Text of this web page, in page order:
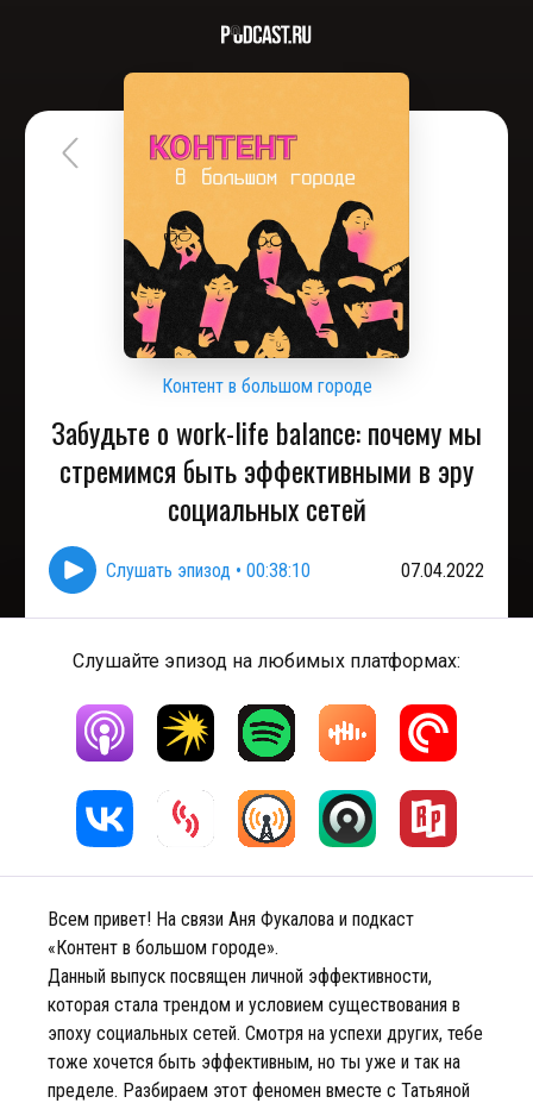
Контент в большом городе
Забудьте о work-life balance: почему мы
стремимся быть эффективными в эру
социальных сетей
Слушать эпизод • 00:38:10 07.04.2022
Слушайте эпизод на любимых платформах:
Всем привет! На связи Аня Фукалова и подкаст
«Контент в большом городе».
Данный выпуск посвящен личной эффективности,
которая стала трендом и условием существования в
эпоху социальных сетей. Смотря на успехи других, тебе
тоже хочется быть эффективным, но ты уже и так на
пределе. Разбираем этот феномен вместе с Татьяной